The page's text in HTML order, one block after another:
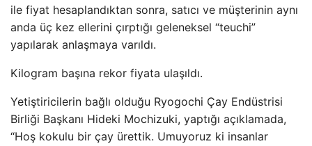
ile fiyat hesaplandıktan sonra, satıcı ve müşterinin aynı
anda üç kez ellerini çırptığı geleneksel “teuchi”
yapılarak anlaşmaya varıldı.
Kilogram başına rekor fiyata ulaşıldı.
Yetiştiricilerin bağlı olduğu Ryogochi Çay Endüstrisi
Birliği Başkanı Hideki Mochizuki, yaptığı açıklamada,
“Hoş kokulu bir çay ürettik. Umuyoruz ki insanlar